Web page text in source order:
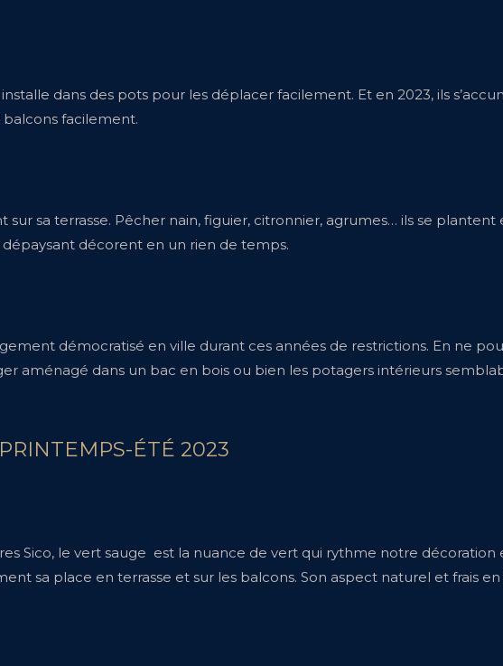
dans des pots pour les déplacer facilement. Et en 2023, ils
facilement.
sa terrasse. Pêcher nain, figuier, citronnier, agrumes… ils se
décorent en un rien de temps.
démocratisé en ville durant ces années de restrictions. En ne
aménagé dans un bac en bois ou bien les potagers intérieurs
ÉTÉ 2023
Sico, le vert sauge est la nuance de vert qui rythme notre décoration
sa place en terrasse et sur les balcons. Son aspect naturel et frais